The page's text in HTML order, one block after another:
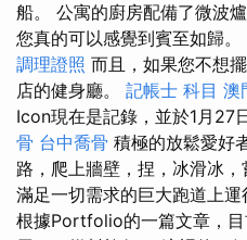
船。 公寓的廚房配備了微波
您真的可以感覺到賓至如歸。
調理證照 而且，如果您不想
店的健身廳。 記帳士 科目 澳
Icon現在是記錄，並於1月27
骨 台中喬骨 積極的放鬆愛好
路，爬上牆壁，捏，冰滑冰
滿足一切需求的巨大跑道上運
根據Portfolio的一篇文章，